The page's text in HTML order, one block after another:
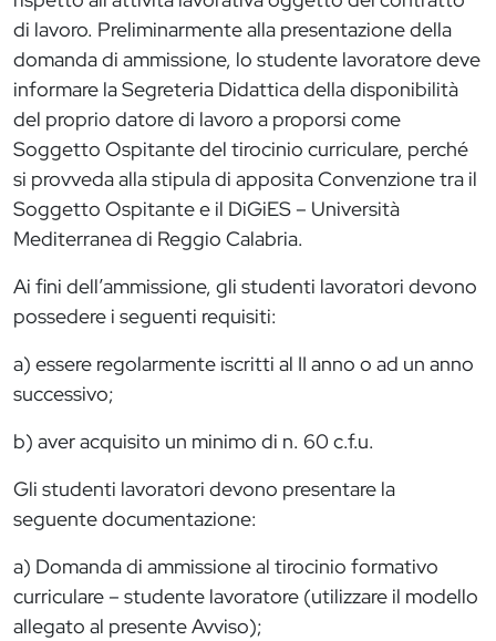
di lavoro. Preliminarmente alla presentazione della
domanda di ammissione, lo studente lavoratore deve
informare la Segreteria Didattica della disponibilità
del proprio datore di lavoro a proporsi come
Soggetto Ospitante del tirocinio curriculare, perché
si provveda alla stipula di apposita Convenzione tra il
Soggetto Ospitante e il DiGiES – Università
Mediterranea di Reggio Calabria.
Ai fini dell’ammissione, gli studenti lavoratori devono
possedere i seguenti requisiti:
a) essere regolarmente iscritti al II anno o ad un anno
successivo;
b) aver acquisito un minimo di n. 60 c.f.u.
Gli studenti lavoratori devono presentare la
seguente documentazione:
a) Domanda di ammissione al tirocinio formativo
curriculare – studente lavoratore (utilizzare il modello
allegato al presente Avviso);